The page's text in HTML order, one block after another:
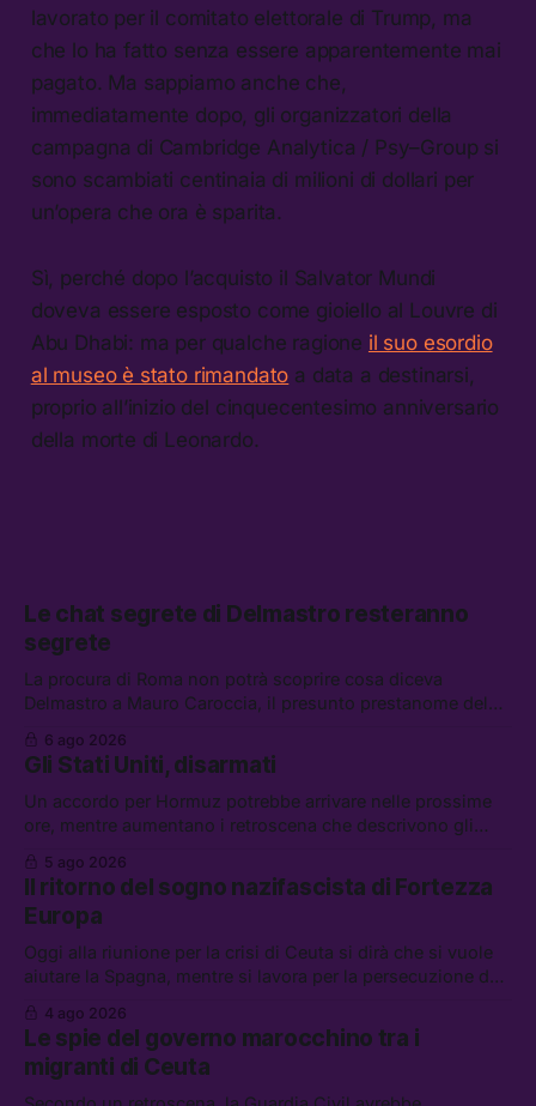
lavorato per il comitato elettorale di Trump, ma
che lo ha fatto senza essere apparentemente mai
pagato. Ma sappiamo anche che,
immediatamente dopo, gli organizzatori della
campagna di Cambridge Analytica / Psy–Group si
sono scambiati centinaia di milioni di dollari per
un’opera che ora è sparita.
Sì, perché dopo l’acquisto il Salvator Mundi
doveva essere esposto come gioiello al Louvre di
Abu Dhabi: ma per qualche ragione il suo esordio
al museo è stato rimandato a data a destinarsi,
proprio all’inizio del cinquecentesimo anniversario
della morte di Leonardo.
Le chat segrete di Delmastro resteranno
segrete
La procura di Roma non potrà scoprire cosa diceva
Delmastro a Mauro Caroccia, il presunto prestanome del
attacchi in Libano, il governo chiederà 36 miliardi di
flessibilità in armi e energia, e Grokipedia è già stata
abbandonata
6 ago 2026
Gli Stati Uniti, disarmati
Un accordo per Hormuz potrebbe arrivare nelle prossime
ore, mentre aumentano i retroscena che descrivono gli
chi aspetta i dispersi di Ceuta, il boom dei carburanti
diluiti, e quanti attivisti anti data center sono stati arrestati
5 ago 2026
Il ritorno del sogno nazifascista di Fortezza
Europa
Oggi alla riunione per la crisi di Ceuta si dirà che si vuole
aiutare la Spagna, mentre si lavora per la persecuzione dei
spontanei a Gaza, un giovane di 19 anni è morto sotto il
sole per raccogliere pomodori, e cosa dice l’AI Act europeo
4 ago 2026
Le spie del governo marocchino tra i
migranti di Ceuta